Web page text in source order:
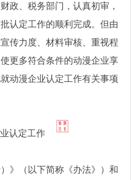
政、税务部门，认真初审，
认定工作的顺利完成。但由
传力度、材料审核、重视程
更多符合条件的动漫企业享
动漫企业认定工作有关事项
认定工作
》（以下简称《办法》）和